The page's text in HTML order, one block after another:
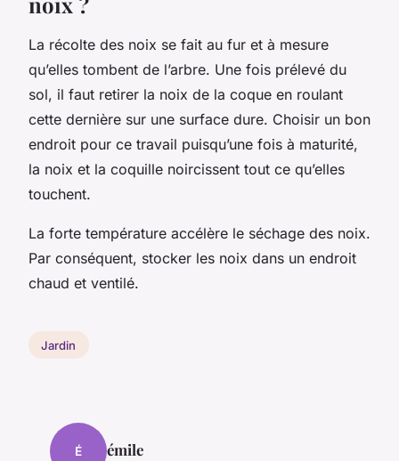
La récolte des noix se fait au fur et à mesure
qu’elles tombent de l’arbre. Une fois prélevé du
sol, il faut retirer la noix de la coque en roulant
cette dernière sur une surface dure. Choisir un bon
endroit pour ce travail puisqu’une fois à maturité,
la noix et la coquille noircissent tout ce qu’elles
touchent.
La forte température accélère le séchage des noix.
Par conséquent, stocker les noix dans un endroit
chaud et ventilé.
Jardin
É émile